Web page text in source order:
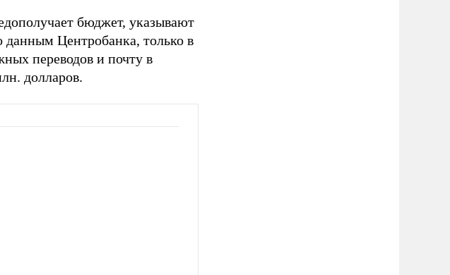
бюджет, указывают
данным Центробанка, только в
переводов и почту в
долларов.